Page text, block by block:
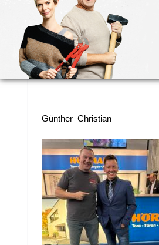
Günther_Christian